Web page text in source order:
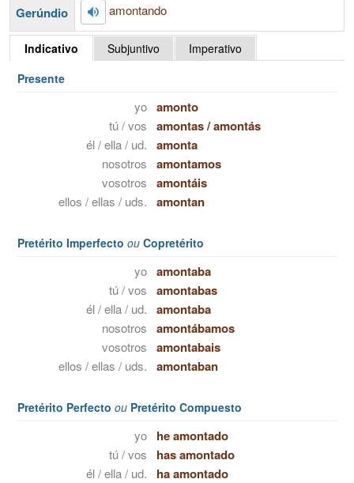
Gerúndio amontando
Indicativo Subjuntivo
Imperativo
Presente
yo amonto
tú / vos amontas/amontás
él / ella / ud. amonta
nosotros amontamos
vosotros amontáis
ellos / ellas / uds. amontan
Pretérito Imperfecto ou Copretérito
yo amontaba
tú / vos amontabas
él / ella / ud. amontaba
nosotros amontábamos
vosotros amontabais
ellos / ellas / uds. amontaban
Pretérito Perfecto ou Pretérito Compuesto
yo he amontado
tú / vos has amontado
él / ella / ud. ha amontado